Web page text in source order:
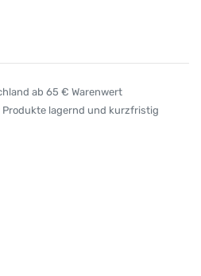
ab 65 € Warenwert
Produkte lagernd und kurzfristig